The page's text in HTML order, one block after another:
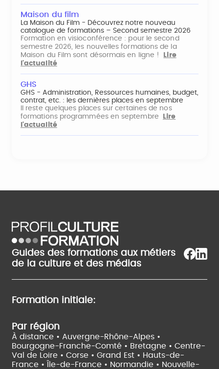
Maison du film
La Maison du Film - Découvrez notre nouveau
catalogue de formations – Second semestre 2026
Formation en visioconférence : pour le second
semestre 2026, les nouvelles formations de la
Maison du Film sont désormais en ligne !
Lire
l'actualité
GHS
GHS - Administration, Ressources humaines, budget,
contrat, etc. : les dernières places en septembre
Il reste quelques places sur certaines de nos
formations programmées en septembre
Lire
l'actualité
Guides des formations aux métiers
de la culture et des médias
Formation initiale:
Par région
À distance • Auvergne-Rhône-Alpes •
Bourgogne-Franche-Comté • Bretagne • Centre-
Val de Loire • Corse • Grand Est • Hauts-de-
France •
Île-de-France • Normandie • Nouvelle-